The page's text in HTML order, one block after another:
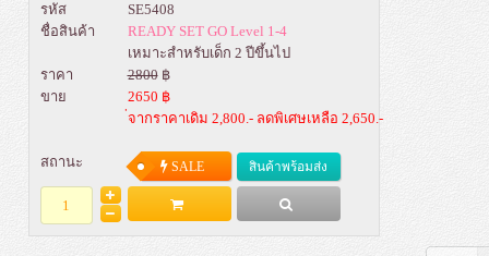
รหัส
SE5408
ชื่อสินค้า
READY SET GO Level 1-4
เหมาะสำหรับเด็ก 2 ปีขึ้นไป
ราคา
2800฿
ขาย
2650 ฿
่จากราคาเดิม 2,800.- ลดพิเศษเหลือ 2,650.-
สถานะ SALE สินค้าพร้อมส่ง
Add to Bag รายละเอียด